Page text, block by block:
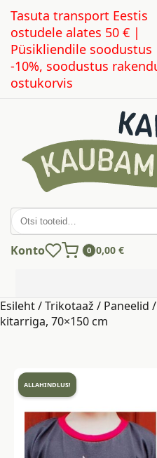
Tasuta transport Eestis
ostudele alates 50 € |
Püsikliendile soodustus
-10%, soodustus
ostukorvis
Otsi:
Konto 0 0,00 €
Esileht/Trikotaaž / Paneelid
kitarriga, 70×150 cm
ALLAHINDLUS!